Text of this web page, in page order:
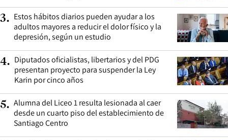
3. Estos hábitos diarios pueden ayudar a los
adultos mayores a reducir el dolor físico y la
depresión, según un estudio
4. Diputados oficialistas, libertarios y del PDG
presentan proyecto para suspender la Ley
Karin por cinco años
5. Alumna del Liceo 1 resulta lesionada al caer
desde un cuarto piso del establecimiento de
Santiago Centro